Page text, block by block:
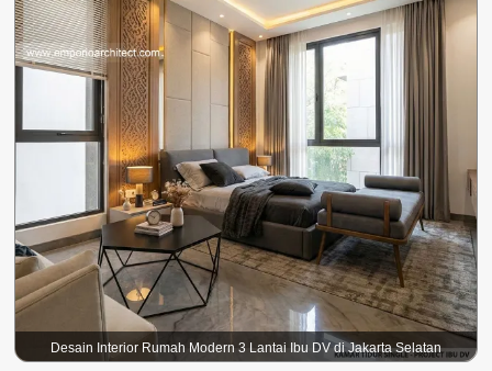
Desain Interior Rumah Modern 3 Lantai Ibu DV di Jakarta Selatan